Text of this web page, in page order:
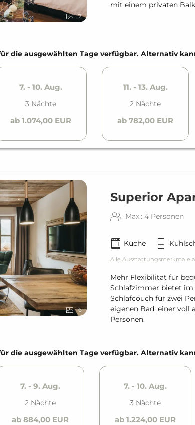
7
mit einem privaten
die ausgewählten Tage verfügbar. Alternativ
7. - 10. Aug.
3 Nächte
ab 1.074,00 EUR
11. - 13. Aug.
2 Nächte
ab 782,00 EUR
6
Superior
Max.: 4 Personen
Küche
Alle Ausstattungsmerkmale
Mehr Flexibilität für
Schlafzimmer bietet im
Schlafcouch für zwei
eigenen Bad, einer voll
Personen.
die ausgewählten Tage verfügbar. Alternativ
7. - 9. Aug.
2 Nächte
ab 884,00 EUR
7. - 10. Aug.
3 Nächte
ab 1.224,00 EUR